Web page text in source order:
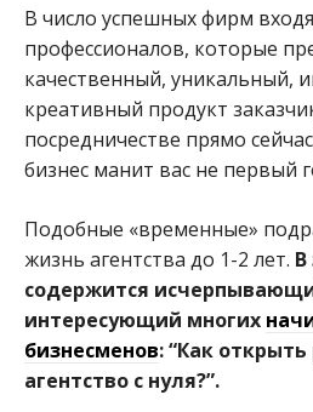
В число успешных фирм
профессионалов, которые
качественный, уникальный,
креативный продукт
посредничестве прямо
бизнес манит вас не первый
Подобные «временные»
жизнь агентства до 1-2 лет. В
содержится
интересующий многих
бизнесменов: “Как
агентство с нуля?”.